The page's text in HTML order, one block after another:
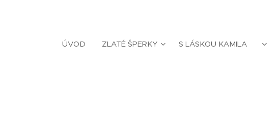
ÚVOD ZLATÉ ŠPERKY S LÁSKOU KAMILA ❤